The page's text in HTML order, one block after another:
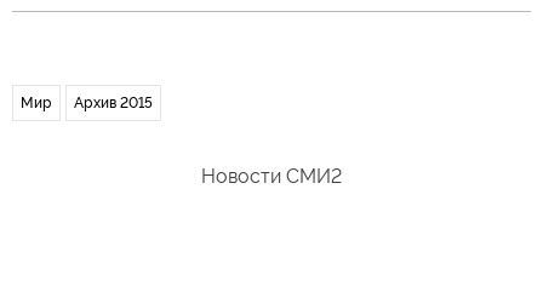
Мир Архив 2015
Новости СМИ2